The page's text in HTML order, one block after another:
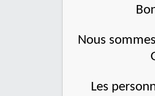
Nous
Les